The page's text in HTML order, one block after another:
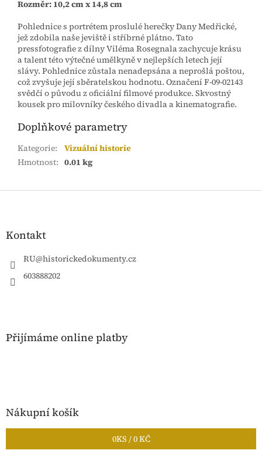
Rozměr: 10,2 cm x 14,8 cm
Pohlednice s portrétem proslulé herečky Dany Medřické,
jež zdobila naše jeviště i stříbrné plátno. Tato
pressfotografie z dílny Viléma Rosegnala zachycuje krásu
a talent této výtečné umělkyně v nejlepších letech její
slávy. Pohlednice zůstala nenadepsána a neprošlá poštou,
což zvyšuje její sběratelskou hodnotu. Označení F-09-02143
svědčí o původu z oficiální filmové produkce. Skvostný
kousek pro milovníky českého divadla a kinematografie.
Doplňkové parametry
Kategorie:
Vizuální historie
Hmotnost: 0.01 kg
Z
Kontakt
RU@historickedokumenty.cz
603888202
Přijímáme online platby
Nákupní košík
0KS /0 KČ